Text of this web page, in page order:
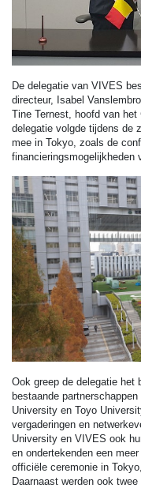
De delegatie van VIVES
directeur, Isabel
Tine Ternest, hoofd van
delegatie volgde tijdens de
mee in Tokyo, zoals de
financieringsmogelijkheden
Ook greep de delegatie het
bestaande
University en Toyo
vergaderingen en
University en VIVES ook
en ondertekenden een
officiële ceremonie in
Daarnaast werden ook